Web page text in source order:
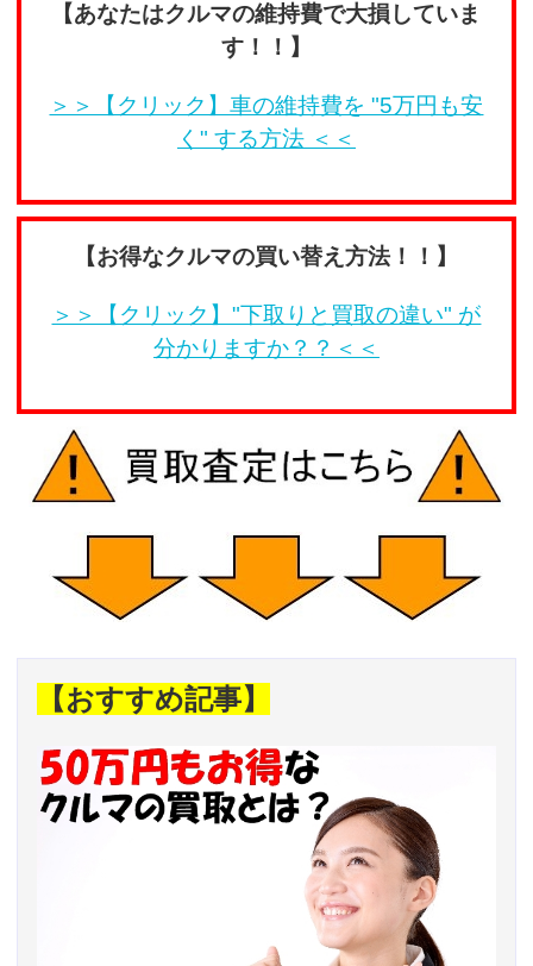
【あなたはクルマの維持費で大損していま
す！！】
＞＞【クリック】車の維持費を "5万円も安
く" する方法 ＜＜
【お得なクルマの買い替え方法！！】
＞＞【クリック】"下取りと買取の違い" が
分かりますか？？＜＜
【おすすめ記事】